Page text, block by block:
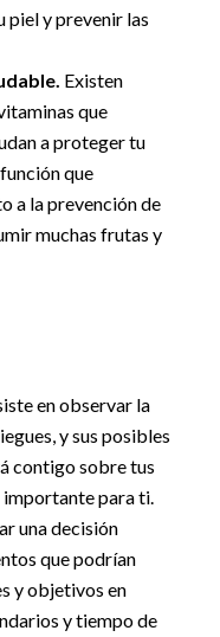
piel y prevenir las
Existen
que
a proteger tu
que
a la prevención de
muchas frutas y
en observar la
y sus posibles
contigo sobre tus
para ti.
una decisión
que podrían
y objetivos en
y tiempo de